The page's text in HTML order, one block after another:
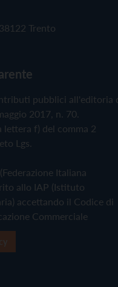
Trento
pubblici all'editoria
2017, n. 70.
lettera f) del comma 2
Lgs.
Italiana
allo IAP (Istituto
accettando il Codice di
Commerciale